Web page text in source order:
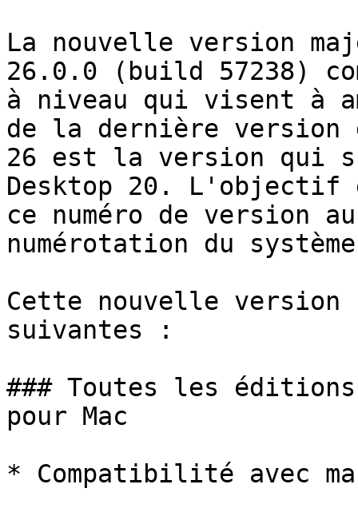
La nouvelle version
26.0.0 (build 57238)
à niveau qui visent à
de la dernière version
26 est la version qui
Desktop 20. L'objectif
ce numéro de version
numérotation du
Cette nouvelle version
suivantes :
### Toutes les
pour Mac
* Compatibilité avec